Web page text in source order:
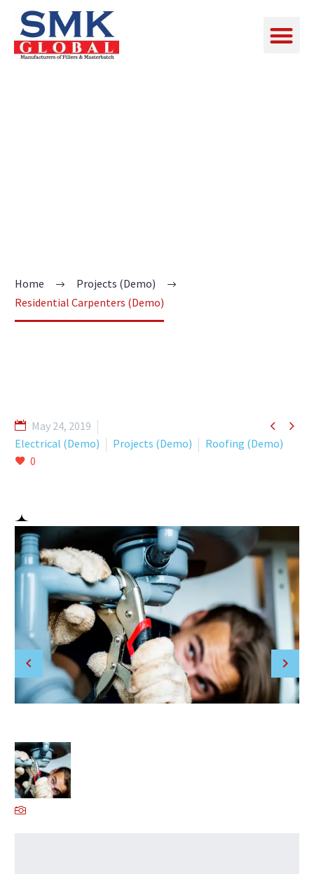
Home
Projects (Demo)
Residential Carpenters (Demo)
 
May 24, 2019
Electrical (Demo)
Projects (Demo)
Roofing (Demo)
0